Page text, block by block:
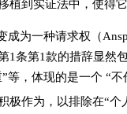
植到实证法中，使得
成为一种请求权（
1条第1款的措辞显然
”等，体现的是一个 “不
极作为，以排除在“